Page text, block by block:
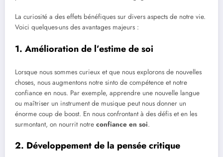
La curiosité a des effets bénéfiques sur divers aspects de notre vie.
Voici quelques-uns des avantages majeurs :
1. Amélioration de l’estime de soi
Lorsque nous sommes curieux et que nous explorons de nouvelles
choses, nous augmentons notre sinto de compétence et notre
confiance en nous. Par exemple, apprendre une nouvelle langue
ou maîtriser un instrument de musique peut nous donner un
énorme coup de boost. En nous confrontant à des défis et en les
surmontant, on nourrit notre confiance en soi.
2. Développement de la pensée critique